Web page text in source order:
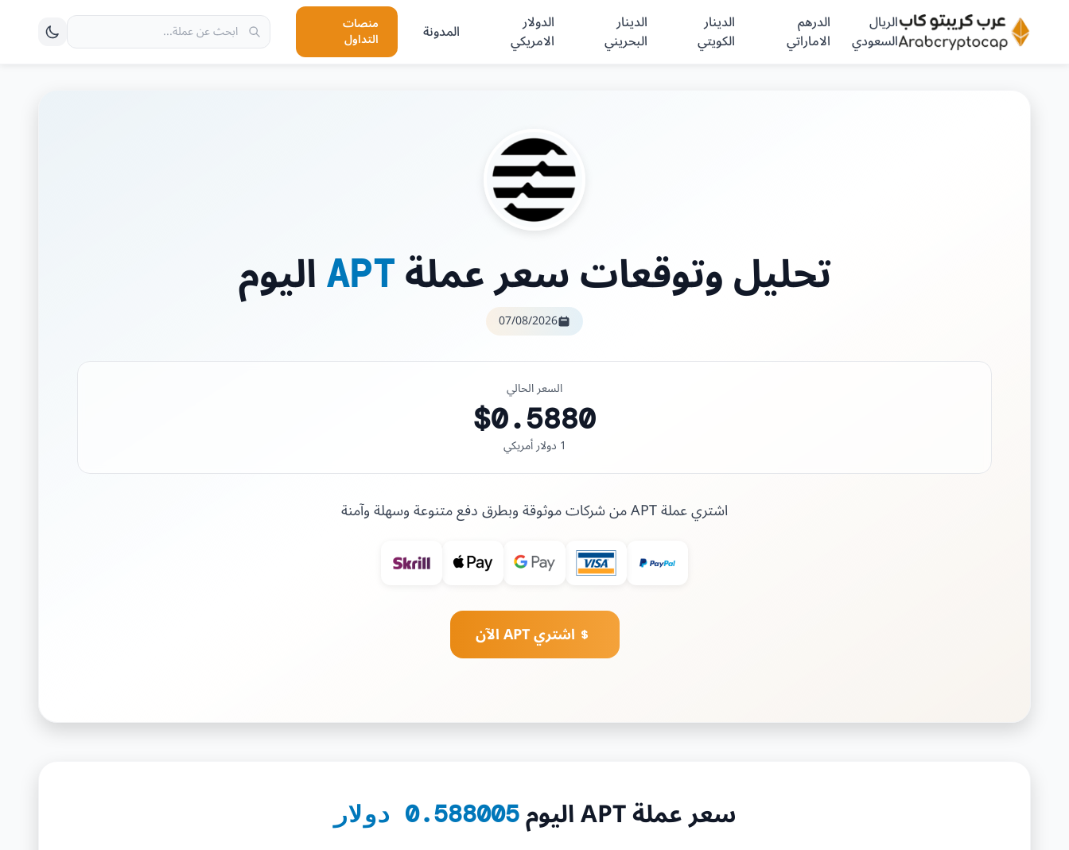
الريال
السعودي
الدرهم
الاماراتي
الدينار
الكويتي
الدينار
البحريني
الدولار
الامريكي المدونة منصات
التداول
تحليل وتوقعات سعر عملة APT اليوم
07/08/2026
السعر الحالي
$0.5880
1 دولار أمريكي
اشتري عملة APT من شركات موثوقة وبطرق دفع متنوعة وسهلة وآمنة
اشتري APT الآن
سعر عملة APT اليوم 0.588005 دولار